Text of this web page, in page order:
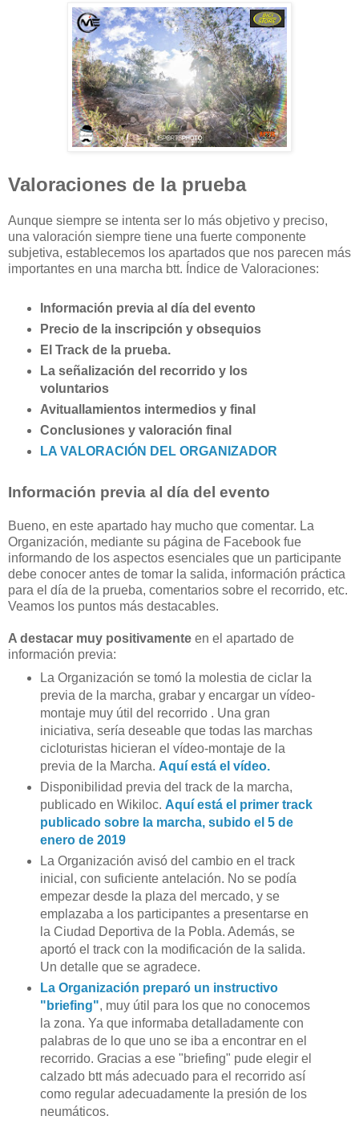
Valoraciones de la prueba
Aunque siempre se intenta ser lo más objetivo y preciso,
una valoración siempre tiene una fuerte componente
subjetiva, establecemos los apartados que nos parecen más
importantes en una marcha btt. Índice de Valoraciones:
Información previa al día del evento
Precio de la inscripción y obsequios
El Track de la prueba.
La señalización del recorrido y los
voluntarios
Avituallamientos intermedios y final
Conclusiones y valoración final
LA VALORACIÓN DEL ORGANIZADOR
Información previa al día del evento
Bueno, en este apartado hay mucho que comentar. La
Organización, mediante su página de Facebook fue
informando de los aspectos esenciales que un participante
debe conocer antes de tomar la salida, información práctica
para el día de la prueba, comentarios sobre el recorrido, etc.
Veamos los puntos más destacables.
A destacar muy positivamente en el apartado de
información previa:
La Organización se tomó la molestia de ciclar la
previa de la marcha, grabar y encargar un vídeo-
montaje muy útil del recorrido . Una gran
iniciativa, sería deseable que todas las marchas
cicloturistas hicieran el vídeo-montaje de la
previa de la Marcha. Aquí está el vídeo.
Disponibilidad previa del track de la marcha,
publicado en Wikiloc. Aquí está el primer track
publicado sobre la marcha, subido el 5 de
enero de 2019
La Organización avisó del cambio en el track
inicial, con suficiente antelación. No se podía
empezar desde la plaza del mercado, y se
emplazaba a los participantes a presentarse en
la Ciudad Deportiva de la Pobla. Además, se
aportó el track con la modificación de la salida.
Un detalle que se agradece.
La Organización preparó un instructivo
"briefing", muy útil para los que no conocemos
la zona. Ya que informaba detalladamente con
palabras de lo que uno se iba a encontrar en el
recorrido. Gracias a ese "briefing" pude elegir el
calzado btt más adecuado para el recorrido así
como regular adecuadamente la presión de los
neumáticos.